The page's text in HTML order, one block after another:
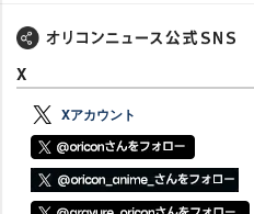
X
Xアカウント